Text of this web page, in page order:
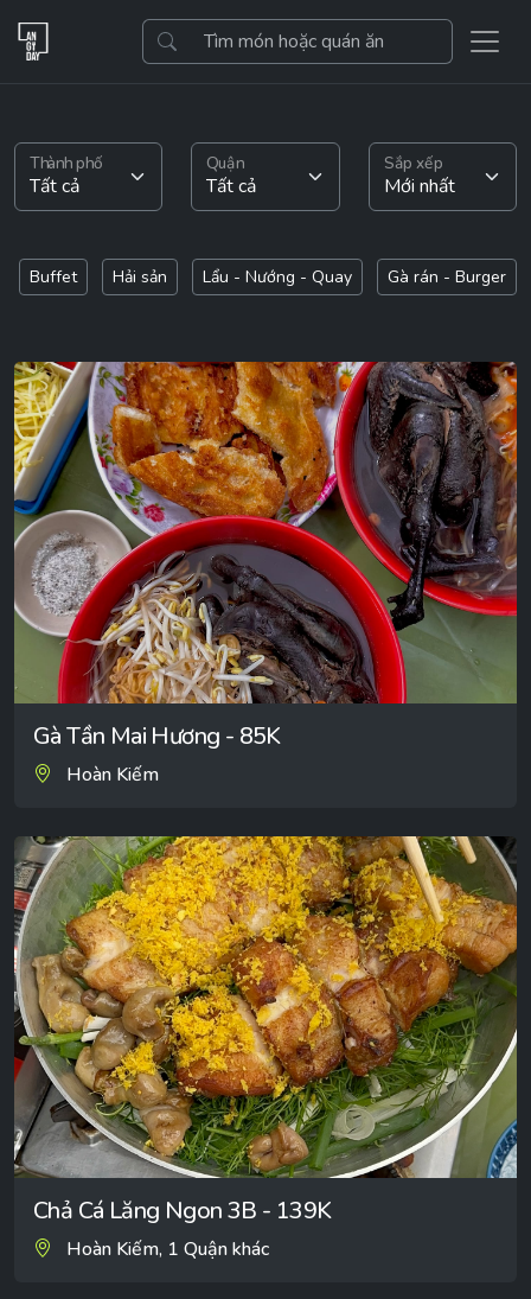
Thành phố Quận Sắp xếp
Buffet Hải sản Lẩu - Nướng - Quay Gà rán - Burger
Gà Tần Mai Hương - 85K
Hoàn Kiếm
Chả Cá Lăng Ngon 3B - 139K
Hoàn Kiếm, 1 Quận khác